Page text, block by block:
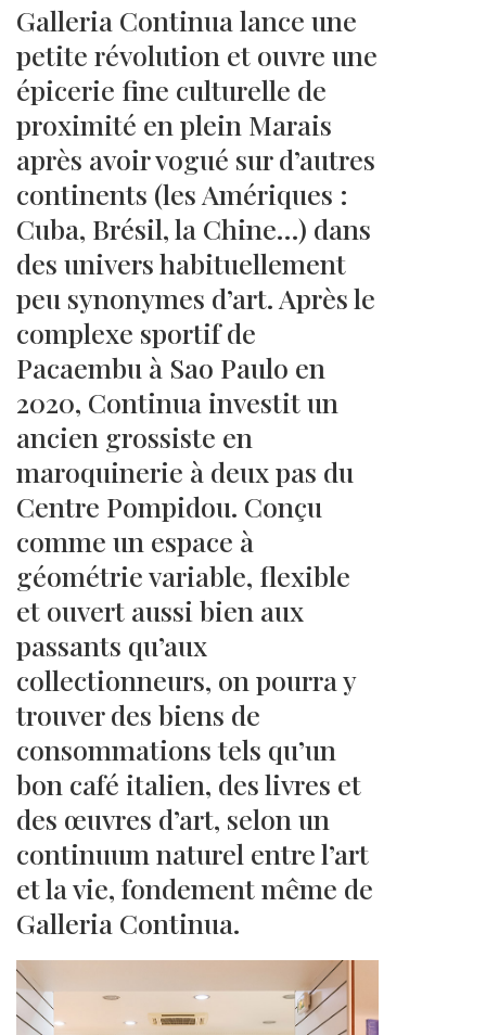
Galleria Continua lance une
petite révolution et ouvre une
épicerie fine culturelle de
proximité en plein Marais
après avoir vogué sur d’autres
continents (les Amériques :
Cuba, Brésil, la Chine…) dans
des univers habituellement
peu synonymes d’art. Après le
complexe sportif de
Pacaembu à Sao Paulo en
2020, Continua investit un
ancien grossiste en
maroquinerie à deux pas du
Centre Pompidou. Conçu
comme un espace à
géométrie variable, flexible
et ouvert aussi bien aux
passants qu’aux
collectionneurs, on pourra y
trouver des biens de
consommations tels qu’un
bon café italien, des livres et
des œuvres d’art, selon un
continuum naturel entre l’art
et la vie, fondement même de
Galleria Continua.